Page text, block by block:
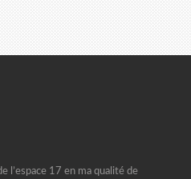
l’espace 17 en ma qualité de